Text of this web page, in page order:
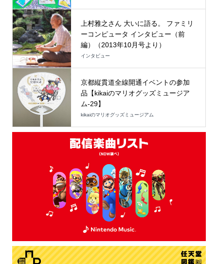
上村雅之さん 大いに語る。 ファミリ
ーコンピュータ インタビュー（前
編）（2013年10月号より）
インタビュー
京都縦貫道全線開通イベントの参加
品【kikaiのマリオグッズミュージア
ム-29】
kikaiのマリオグッズミュージアム